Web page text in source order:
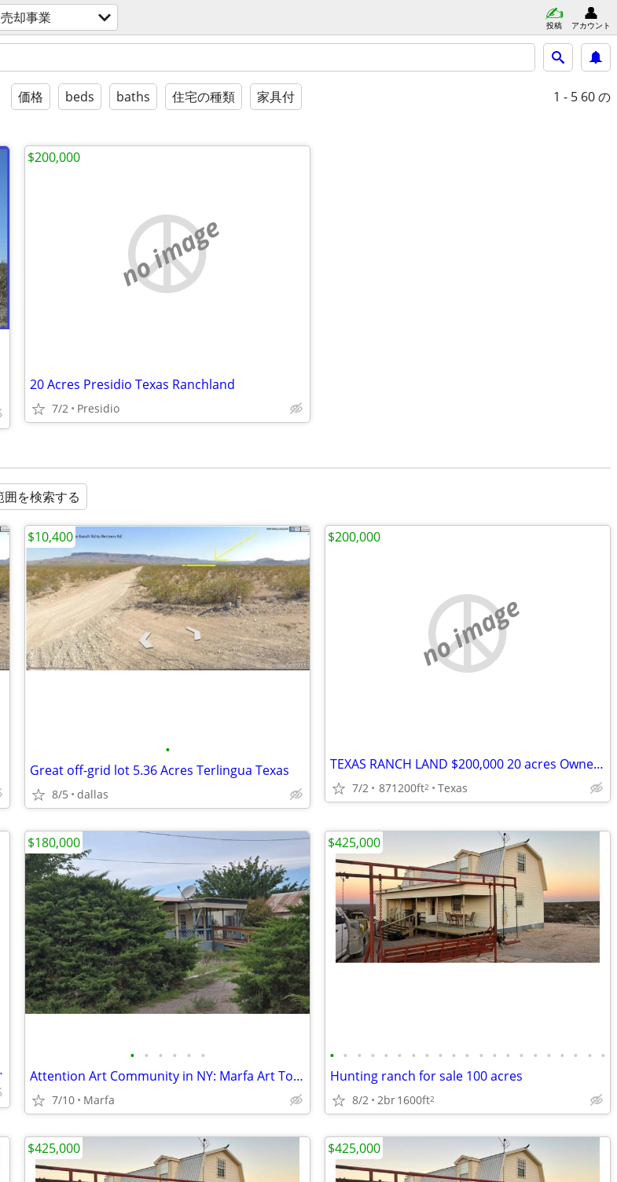
却事業 投稿 アカウント
価格 beds baths 住宅の種類 家具付 1 - 5 60 の
no image
20 Acres Presidio Texas Ranchland
7/2 Presidio
$200,000
囲を検索する
•
Great off-grid lot 5.36 Acres Terlingua Texas
8/5 dallas
$10,400
no image
TEXAS RANCH LAND $200,000 20 acres Owner Financing!
7/2 871200ft2 Texas
$200,000
Financing!
• • • • • •
Attention Art Community in NY: Marfa Art Town has a lot for sale
7/10 Marfa
$180,000
• • • • • • • • • • • • • • • • • • • • •
Hunting ranch for sale 100 acres
8/2 2br1600ft2
$425,000
$425,000 $425,000